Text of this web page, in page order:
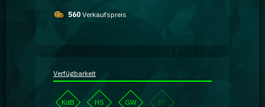
560 Verkaufspreis
Verfügbarkeit
KdB HS GW BP